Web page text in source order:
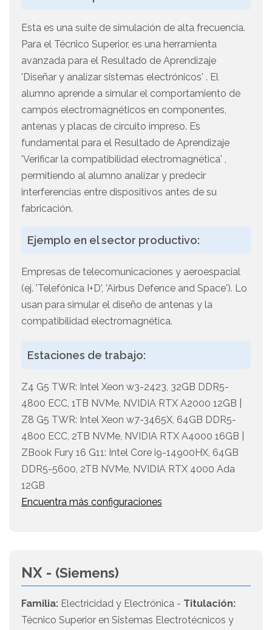
Esta es una suite de simulación de alta frecuencia.
Para el Técnico Superior, es una herramienta
avanzada para el Resultado de Aprendizaje
'Diseñar y analizar sistemas electrónicos' . El
alumno aprende a simular el comportamiento de
campos electromagnéticos en componentes,
antenas y placas de circuito impreso. Es
fundamental para el Resultado de Aprendizaje
'Verificar la compatibilidad electromagnética' ,
permitiendo al alumno analizar y predecir
interferencias entre dispositivos antes de su
fabricación.
Ejemplo en el sector productivo:
Empresas de telecomunicaciones y aeroespacial
(ej. 'Telefónica I+D', 'Airbus Defence and Space'). Lo
usan para simular el diseño de antenas y la
compatibilidad electromagnética.
Estaciones de trabajo:
Z4 G5 TWR: Intel Xeon w3-2423, 32GB DDR5-
4800 ECC, 1TB NVMe, NVIDIA RTX A2000 12GB |
Z8 G5 TWR: Intel Xeon w7-3465X, 64GB DDR5-
4800 ECC, 2TB NVMe, NVIDIA RTX A4000 16GB |
ZBook Fury 16 G11: Intel Core i9-14900HX, 64GB
DDR5-5600, 2TB NVMe, NVIDIA RTX 4000 Ada
12GB
Encuentra más configuraciones
NX - (Siemens)
Familia: Electricidad y Electrónica - Titulación:
Técnico Superior en Sistemas Electrotécnicos y